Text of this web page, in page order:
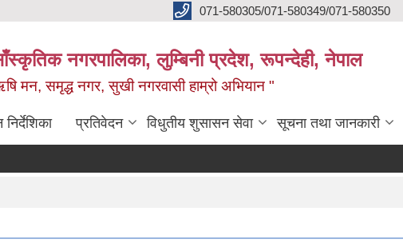
071-580305/071-580349/071-580350
नगरपालिका, लुम्बिनी प्रदेश, रूपन्देही, नेपाल
मन, समृद्ध नगर, सुखी नगरवासी हाम्रो अभियान "
प्रतिवेदन विधुतीय शुसासन सेवा सूचना तथा जानकारी